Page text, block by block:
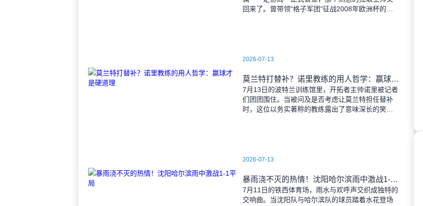
回来了。曾带领"格子军团"征战2008年欧洲杯的比
2026-07-13
莫兰特打替补？诺里教练的用人哲学：赢球才是硬道理
7月13日的波特兰训练馆里，开拓者主帅诺里被记者
们团团围住。当被问及是否考虑让莫兰特担任替补
时，这位以务实著称的教练露出了意味深长的笑
2026-07-13
暴雨浇不灭的热情！沈阳哈尔滨雨中激战1-1平局
7月11日的铁西体育场，雨水与欢呼声交织成独特的
交响曲。当沈阳队与哈尔滨队的球员踏着水花登场